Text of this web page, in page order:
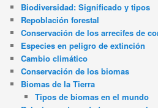
Biodiversidad: Significado y tipos
Repoblación forestal
Conservación de los arrecifes de
Especies en peligro de extinción
Cambio climático
Conservación de los biomas
Biomas de la Tierra
Tipos de biomas en el mundo